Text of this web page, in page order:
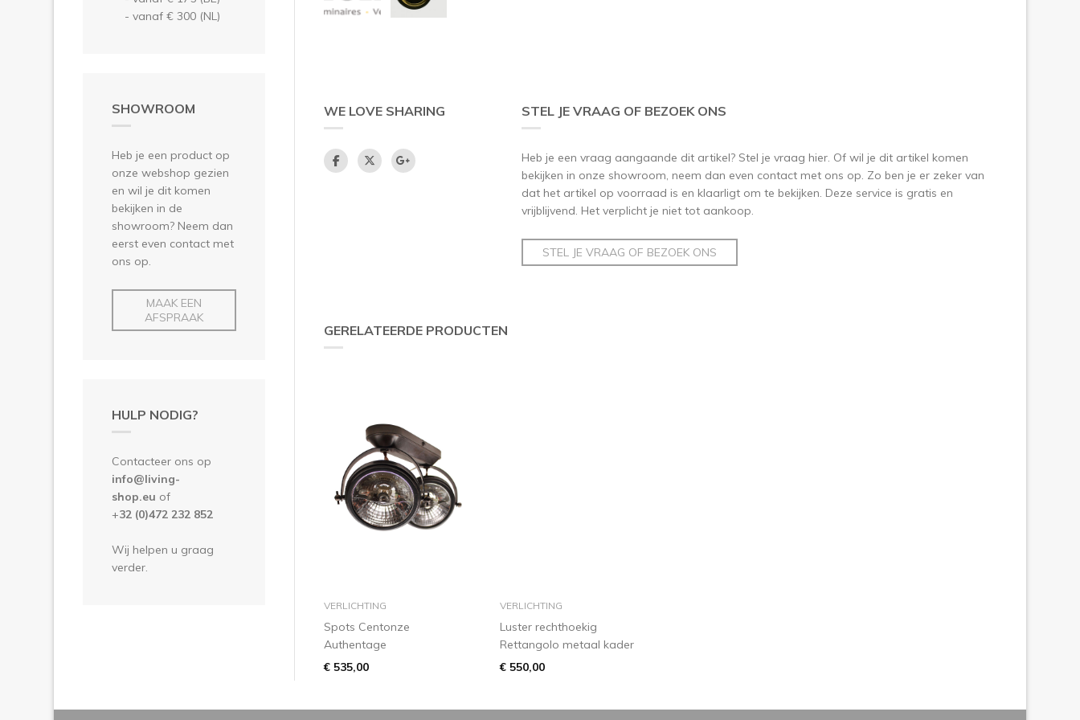
- vanaf € 300 (NL)
SHOWROOM
Heb je een product op
onze webshop gezien
en wil je dit komen
bekijken in de
showroom? Neem dan
eerst even contact met
ons op.
MAAK EEN
AFSPRAAK
HULP NODIG?
Contacteer ons op
info@living-
shop.eu of
+32 (0)472 232 852
Wij helpen u graag
verder.
WE LOVE SHARING STEL JE VRAAG OF BEZOEK ONS
Heb je een vraag aangaande dit artikel? Stel je vraag hier. Of wil je dit artikel komen
bekijken in onze showroom, neem dan even contact met ons op. Zo ben je er zeker van
dat het artikel op voorraad is en klaarligt om te bekijken. Deze service is gratis en
vrijblijvend. Het verplicht je niet tot aankoop.
STEL JE VRAAG OF BEZOEK ONS
GERELATEERDE PRODUCTEN
in winkelmandje
VERLICHTING
Spots Centonze
Authentage
€ 535,00
in winkelmandje
VERLICHTING
Luster rechthoekig
Rettangolo metaal kader
€ 550,00